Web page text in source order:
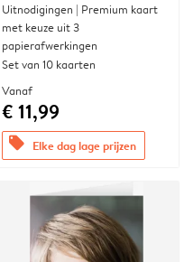
Uitnodigingen | Premium kaart
met keuze uit 3
papierafwerkingen
Set van 10 kaarten
Vanaf
€ 11,99
offers Elke dag lage prijzen